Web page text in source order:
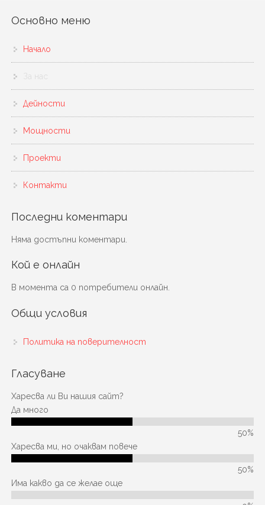
Основно меню
Начало
Дейности
Мощности
Проекти
Контакти
Последни коментари
Няма достъпни коментари.
Кой е онлайн
В момента са 0 потребители онлайн.
Общи условия
Политика на поверителност
Гласуване
Харесва ли Ви нашия сайт?
Да много
50%
Харесва ми, но очаквам повече
50%
Има какво да се желае още